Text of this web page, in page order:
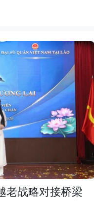
老战略对接桥梁